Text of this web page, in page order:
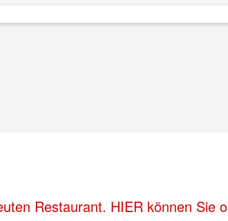
Restaurant. HIER können Sie